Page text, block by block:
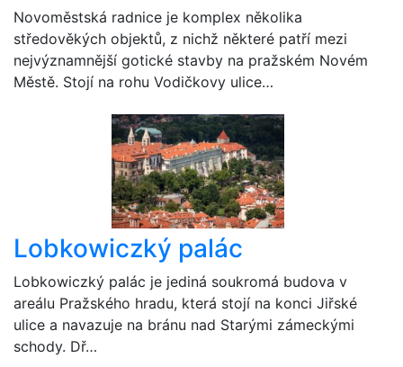
Novoměstská radnice je komplex několika
středověkých objektů, z nichž některé patří mezi
nejvýznamnější gotické stavby na pražském Novém
Městě. Stojí na rohu Vodičkovy ulice…
Lobkowiczký palác
Lobkowiczký palác je jediná soukromá budova v
areálu Pražského hradu, která stojí na konci Jiřské
ulice a navazuje na bránu nad Starými zámeckými
schody. Dř…